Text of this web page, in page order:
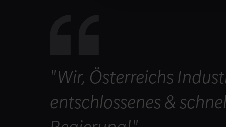
"Wir, Österreichs
entschlossenes &